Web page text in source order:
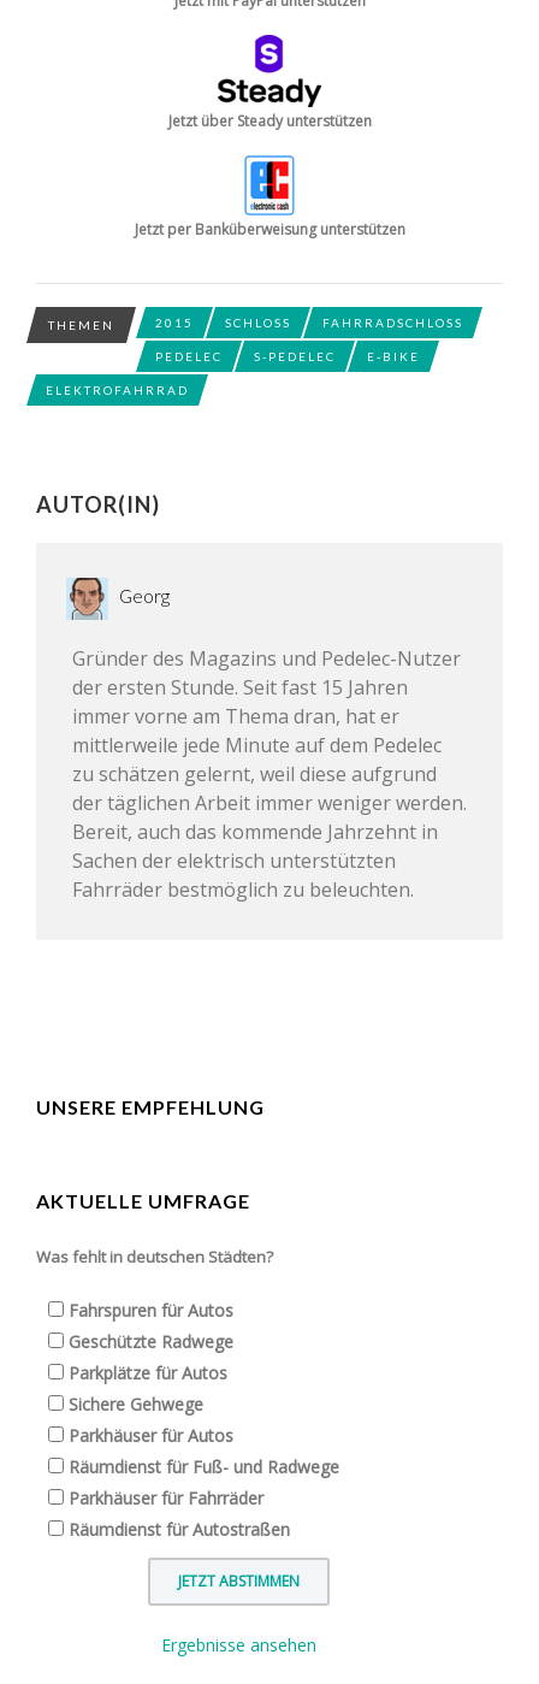
Jetzt über Steady unterstützen
Jetzt per Banküberweisung unterstützen
THEMEN 2015 SCHLOSS FAHRRADSCHLOSS
PEDELEC S-PEDELEC E-BIKE
ELEKTROFAHRRAD
AUTOR(IN)
Georg
Gründer des Magazins und Pedelec-Nutzer
der ersten Stunde. Seit fast 15 Jahren
immer vorne am Thema dran, hat er
mittlerweile jede Minute auf dem Pedelec
zu schätzen gelernt, weil diese aufgrund
der täglichen Arbeit immer weniger werden.
Bereit, auch das kommende Jahrzehnt in
Sachen der elektrisch unterstützten
Fahrräder bestmöglich zu beleuchten.
UNSERE EMPFEHLUNG
AKTUELLE UMFRAGE
Was fehlt in deutschen Städten?
Fahrspuren für Autos
Geschützte Radwege
Parkplätze für Autos
Sichere Gehwege
Parkhäuser für Autos
Räumdienst für Fuß- und Radwege
Parkhäuser für Fahrräder
Räumdienst für Autostraßen
Ergebnisse ansehen